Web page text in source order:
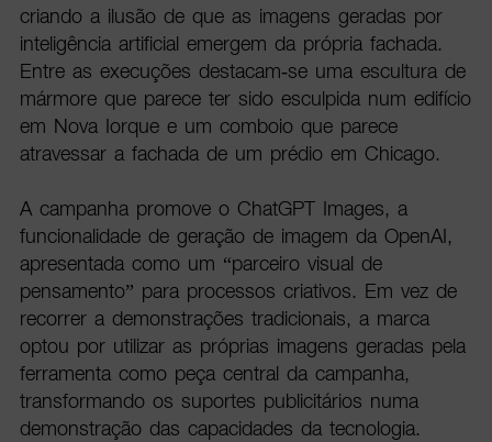
criando a ilusão de que as imagens geradas por
inteligência artificial emergem da própria fachada.
Entre as execuções destacam-se uma escultura de
mármore que parece ter sido esculpida num edifício
em Nova Iorque e um comboio que parece
atravessar a fachada de um prédio em Chicago.
A campanha promove o ChatGPT Images, a
funcionalidade de geração de imagem da OpenAI,
apresentada como um “parceiro visual de
pensamento” para processos criativos. Em vez de
recorrer a demonstrações tradicionais, a marca
optou por utilizar as próprias imagens geradas pela
ferramenta como peça central da campanha,
transformando os suportes publicitários numa
demonstração das capacidades da tecnologia.